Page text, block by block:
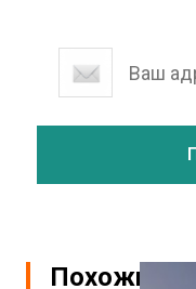
Похожие